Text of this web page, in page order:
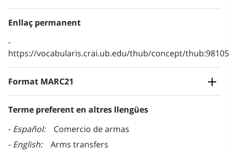
Enllaç permanent
https://vocabularis.crai.ub.edu/thub/concept/
Format MARC21
Terme preferent en altres llengües
Español
Comercio de armas
English
Arms transfers